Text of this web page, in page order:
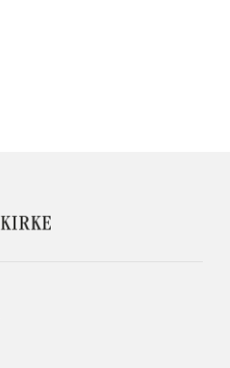
KONTAKTINFORMASJON
FOR